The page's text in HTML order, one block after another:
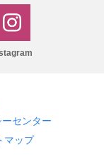
センター
マップ